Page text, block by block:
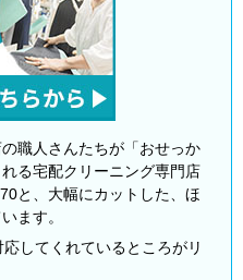
職人さんたちが「おせっか
る宅配クリーニング専門店
と、大幅にカットした、ほ
ます。
してくれているところがリ